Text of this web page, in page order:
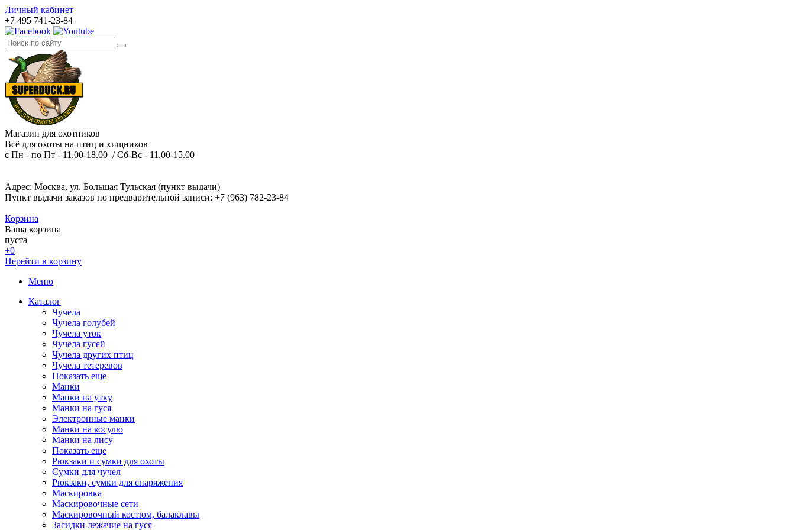
Личный кабинет
+7 495 741-23-84
Магазин для охотников
Всё для охоты на птиц и хищников
с Пн - по Пт - 11.00-18.00 / Сб-Вс - 11.00-15.00
Адрес: Москва, ул. Большая Тульская (пункт выдачи)
Пункт выдачи заказов по предварительной записи: +7 (963) 782-23-84
Корзина
Ваша корзина
пуста
+0
Перейти в корзину
Меню
Каталог
Чучела
Чучела голубей
Чучела уток
Чучела гусей
Чучела других птиц
Чучела тетеревов
Показать еще
Манки
Манки на утку
Манки на гуся
Электронные манки
Манки на косулю
Манки на лису
Показать еще
Рюкзаки и сумки для охоты
Сумки для чучел
Рюкзаки, сумки для снаряжения
Маскировка
Маскировочные сети
Маскировочный костюм, балаклавы
Засидки лежачие на гуся